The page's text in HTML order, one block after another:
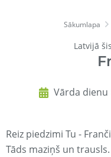
Sākumlapa
Latvijā
Vārda dienu
Reiz piedzimi Tu -
Tāds maziņš un trausls.